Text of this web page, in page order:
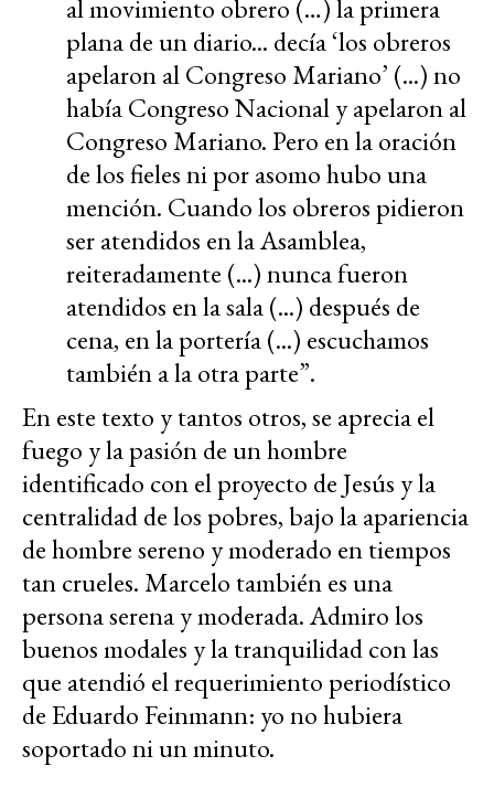
al movimiento obrero (…) la primera
plana de un diario... decía ‘los obreros
apelaron al Congreso Mariano’ (...) no
había Congreso Nacional y apelaron al
Congreso Mariano. Pero en la oración
de los fieles ni por asomo hubo una
mención. Cuando los obreros pidieron
ser atendidos en la Asamblea,
reiteradamente (...) nunca fueron
atendidos en la sala (...) después de
cena, en la portería (...) escuchamos
también a la otra parte”.
En este texto y tantos otros, se aprecia el
fuego y la pasión de un hombre
identificado con el proyecto de Jesús y la
centralidad de los pobres, bajo la apariencia
de hombre sereno y moderado en tiempos
tan crueles. Marcelo también es una
persona serena y moderada. Admiro los
buenos modales y la tranquilidad con las
que atendió el requerimiento periodístico
de Eduardo Feinmann: yo no hubiera
soportado ni un minuto.